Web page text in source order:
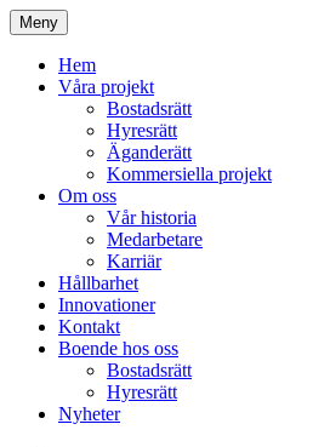
Meny
Hem
Våra projekt
Bostadsrätt
Hyresrätt
Äganderätt
Kommersiella projekt
Om oss
Vår historia
Medarbetare
Karriär
Hållbarhet
Innovationer
Kontakt
Boende hos oss
Bostadsrätt
Hyresrätt
Nyheter